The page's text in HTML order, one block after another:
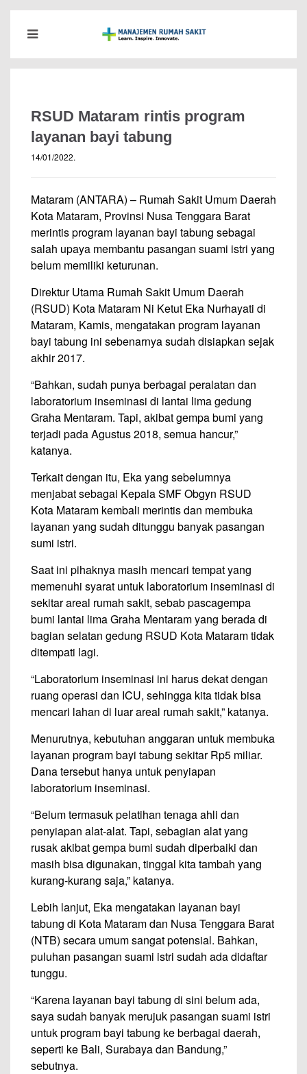
RSUD Mataram rintis program
layanan bayi tabung
14/01/2022.
Mataram (ANTARA) – Rumah Sakit Umum Daerah
Kota Mataram, Provinsi Nusa Tenggara Barat
merintis program layanan bayi tabung sebagai
salah upaya membantu pasangan suami istri yang
belum memiliki keturunan.
Direktur Utama Rumah Sakit Umum Daerah
(RSUD) Kota Mataram Ni Ketut Eka Nurhayati di
Mataram, Kamis, mengatakan program layanan
bayi tabung ini sebenarnya sudah disiapkan sejak
akhir 2017.
“Bahkan, sudah punya berbagai peralatan dan
laboratorium inseminasi di lantai lima gedung
Graha Mentaram. Tapi, akibat gempa bumi yang
terjadi pada Agustus 2018, semua hancur,”
katanya.
Terkait dengan itu, Eka yang sebelumnya
menjabat sebagai Kepala SMF Obgyn RSUD
Kota Mataram kembali merintis dan membuka
layanan yang sudah ditunggu banyak pasangan
sumi istri.
Saat ini pihaknya masih mencari tempat yang
memenuhi syarat untuk laboratorium inseminasi di
sekitar areal rumah sakit, sebab pascagempa
bumi lantai lima Graha Mentaram yang berada di
bagian selatan gedung RSUD Kota Mataram tidak
ditempati lagi.
“Laboratorium inseminasi ini harus dekat dengan
ruang operasi dan ICU, sehingga kita tidak bisa
mencari lahan di luar areal rumah sakit,” katanya.
Menurutnya, kebutuhan anggaran untuk membuka
layanan program bayi tabung sekitar Rp5 miliar.
Dana tersebut hanya untuk penyiapan
laboratorium inseminasi.
“Belum termasuk pelatihan tenaga ahli dan
penyiapan alat-alat. Tapi, sebagian alat yang
rusak akibat gempa bumi sudah diperbaiki dan
masih bisa digunakan, tinggal kita tambah yang
kurang-kurang saja,” katanya.
Lebih lanjut, Eka mengatakan layanan bayi
tabung di Kota Mataram dan Nusa Tenggara Barat
(NTB) secara umum sangat potensial. Bahkan,
puluhan pasangan suami istri sudah ada didaftar
tunggu.
“Karena layanan bayi tabung di sini belum ada,
saya sudah banyak merujuk pasangan suami istri
untuk program bayi tabung ke berbagai daerah,
seperti ke Bali, Surabaya dan Bandung,”
sebutnya.